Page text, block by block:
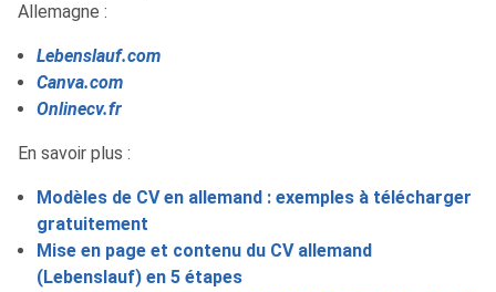
Allemagne :
Lebenslauf.com
Canva.com
Onlinecv.fr
En savoir plus :
Modèles de CV en allemand : exemples à télécharger
gratuitement
Mise en page et contenu du CV allemand
(Lebenslauf) en 5 étapes